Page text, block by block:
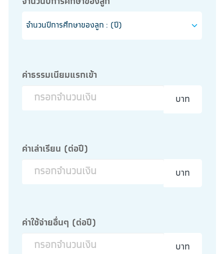
ค่าธรรมเนียมแรกเข้า
บาท
ค่าเล่าเรียน (ต่อปี)
บาท
ค่าใช้จ่ายอื่นๆ (ต่อปี)
บาท